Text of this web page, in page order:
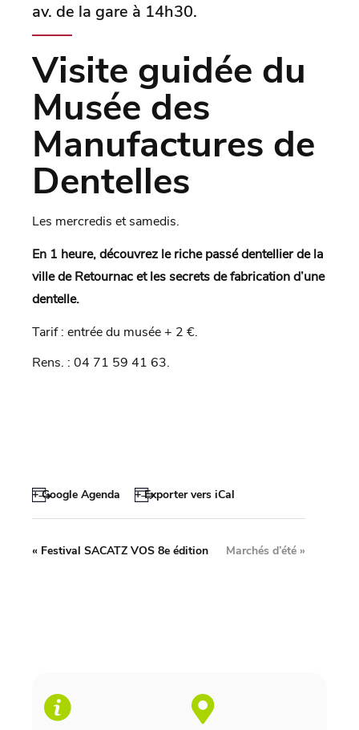
av. de la gare à 14h30.
Visite guidée du
Musée des
Manufactures de
Dentelles
Les mercredis et samedis.
En 1 heure, découvrez le riche passé dentellier de la
ville de Retournac et les secrets de fabrication d’une
dentelle.
Tarif : entrée du musée + 2 €.
Rens. : 04 71 59 41 63.
+ Google Agenda + Exporter vers iCal
« Festival SACATZ VOS 8e édition Marchés d’été »